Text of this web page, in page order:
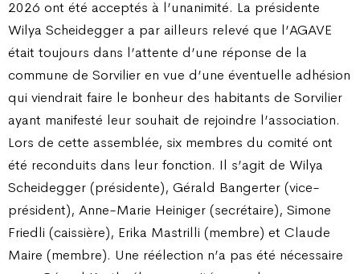
2026 ont été acceptés à l’unanimité. La présidente
Wilya Scheidegger a par ailleurs relevé que l’AGAVE
était toujours dans l’attente d’une réponse de la
commune de Sorvilier en vue d’une éventuelle adhésion
qui viendrait faire le bonheur des habitants de Sorvilier
ayant manifesté leur souhait de rejoindre l’association.
Lors de cette assemblée, six membres du comité ont
été reconduits dans leur fonction. Il s’agit de Wilya
Scheidegger (présidente), Gérald Bangerter (vice-
président), Anne-Marie Heiniger (secrétaire), Simone
Friedli (caissière), Erika Mastrilli (membre) et Claude
Maire (membre). Une réélection n’a pas été nécessaire